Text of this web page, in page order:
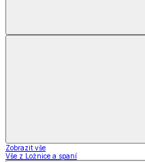
Zobrazit vše
Vše z Ložnice a spaní